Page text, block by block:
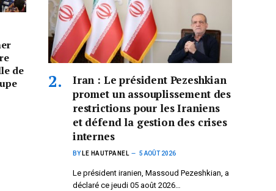
de
Iran : Le président Pezeshkian
promet un assouplissement des
restrictions pour les Iraniens
et défend la gestion des crises
internes
BY LE HAUTPANEL 5 AOÛT 2026
Le président iranien, Massoud Pezeshkian, a
déclaré ce jeudi 05 août 2026…